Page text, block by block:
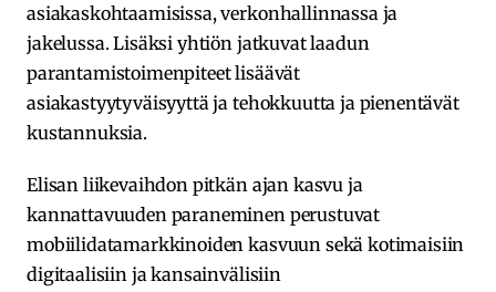
asiakaskohtaamisissa, verkonhallinnassa ja
jakelussa. Lisäksi yhtiön jatkuvat laadun
parantamistoimenpiteet lisäävät
asiakastyytyväisyyttä ja tehokkuutta ja pienentävät
kustannuksia.
Elisan liikevaihdon pitkän ajan kasvu ja
kannattavuuden paraneminen perustuvat
mobiilidatamarkkinoiden kasvuun sekä kotimaisiin
digitaalisiin ja kansainvälisiin